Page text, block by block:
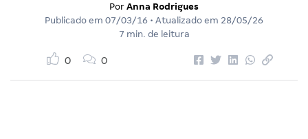
Por Anna Rodrigues
Publicado em 07/03/16 • Atualizado em 28/05/26
7 min. de leitura
0 0